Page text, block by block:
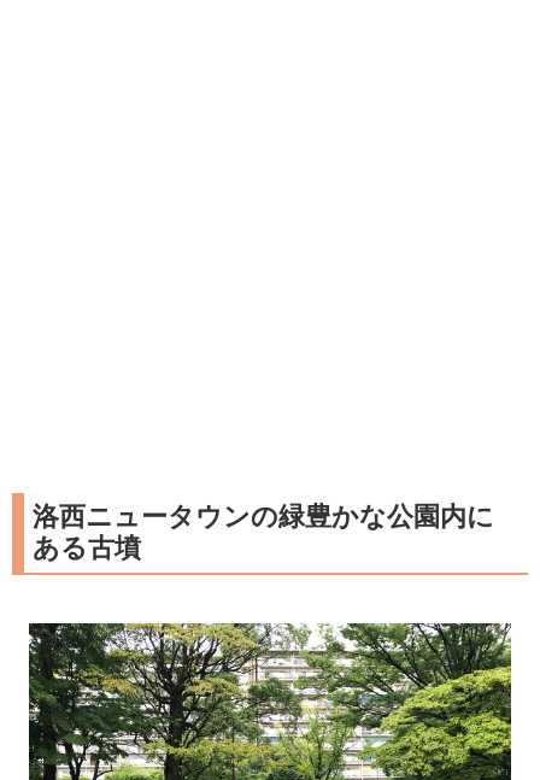
洛西ニュータウンの緑豊かな公園内に
ある古墳